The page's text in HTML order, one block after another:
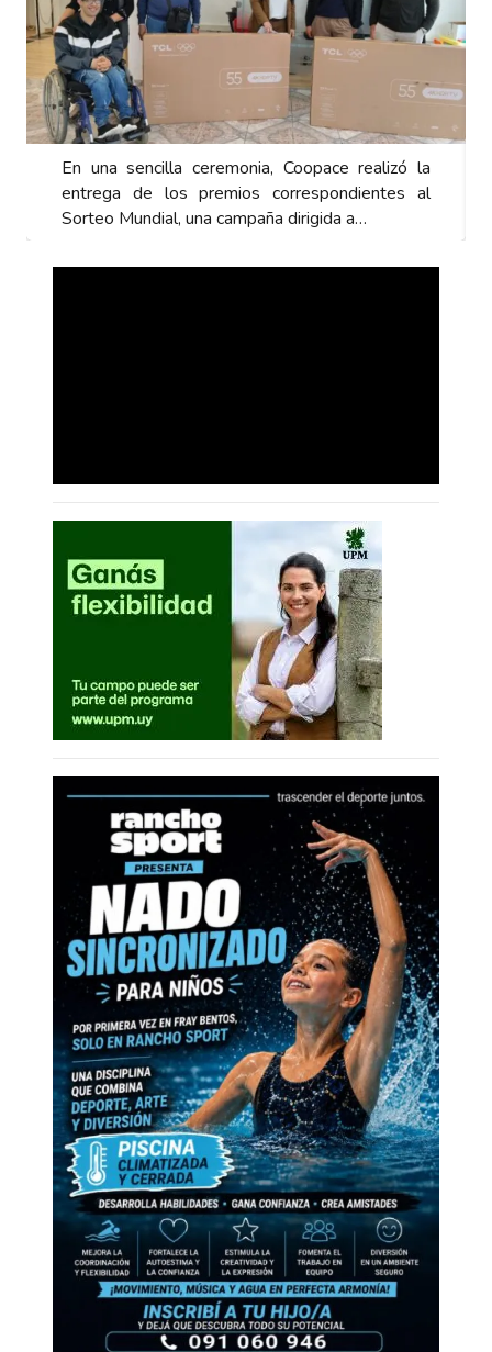
En una sencilla ceremonia, Coopace realizó la
entrega de los premios correspondientes al
Sorteo Mundial, una campaña dirigida a…